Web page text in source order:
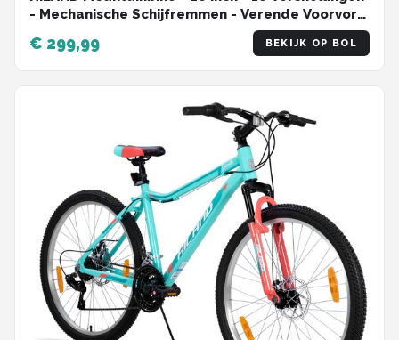
- Mechanische Schijfremmen - Verende Voorvork
€ 299,99 BEKIJK OP BOL